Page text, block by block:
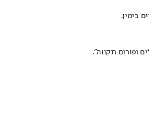
ופורום תקווה".